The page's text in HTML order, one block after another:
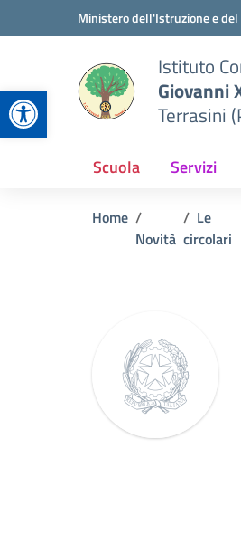
Apri la barra degli
Vai ai contenuti
Vai al menu di navigazione
Ministero dell'Istruzione e
Istituto
Giovanni
Terrasini
Scuola Servizi
Home
Novità
Le
circolari